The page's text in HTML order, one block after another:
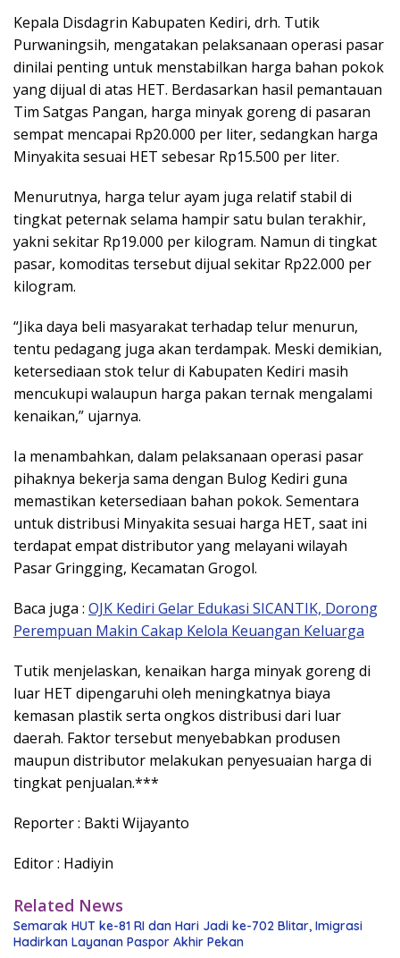
Kepala Disdagrin Kabupaten Kediri, drh. Tutik
Purwaningsih, mengatakan pelaksanaan operasi pasar
dinilai penting untuk menstabilkan harga bahan pokok
yang dijual di atas HET. Berdasarkan hasil pemantauan
Tim Satgas Pangan, harga minyak goreng di pasaran
sempat mencapai Rp20.000 per liter, sedangkan harga
Minyakita sesuai HET sebesar Rp15.500 per liter.
Menurutnya, harga telur ayam juga relatif stabil di
tingkat peternak selama hampir satu bulan terakhir,
yakni sekitar Rp19.000 per kilogram. Namun di tingkat
pasar, komoditas tersebut dijual sekitar Rp22.000 per
kilogram.
“Jika daya beli masyarakat terhadap telur menurun,
tentu pedagang juga akan terdampak. Meski demikian,
ketersediaan stok telur di Kabupaten Kediri masih
mencukupi walaupun harga pakan ternak mengalami
kenaikan,” ujarnya.
Ia menambahkan, dalam pelaksanaan operasi pasar
pihaknya bekerja sama dengan Bulog Kediri guna
memastikan ketersediaan bahan pokok. Sementara
untuk distribusi Minyakita sesuai harga HET, saat ini
terdapat empat distributor yang melayani wilayah
Pasar Gringging, Kecamatan Grogol.
Baca juga : OJK Kediri Gelar Edukasi SICANTIK, Dorong
Perempuan Makin Cakap Kelola Keuangan Keluarga
Tutik menjelaskan, kenaikan harga minyak goreng di
luar HET dipengaruhi oleh meningkatnya biaya
kemasan plastik serta ongkos distribusi dari luar
daerah. Faktor tersebut menyebabkan produsen
maupun distributor melakukan penyesuaian harga di
tingkat penjualan.***
Reporter : Bakti Wijayanto
Editor : Hadiyin
Related News
Semarak HUT ke-81 RI dan Hari Jadi ke-702 Blitar, Imigrasi
Hadirkan Layanan Paspor Akhir Pekan